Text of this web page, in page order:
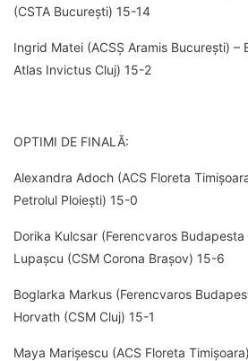
(CSTA București) 15-14
Ingrid Matei (ACSȘ Aramis București) –
Atlas Invictus Cluj) 15-2
OPTIMI DE FINALĂ:
Alexandra Adoch (ACS Floreta
Petrolul Ploiești) 15-0
Dorika Kulcsar (Ferencvaros Budapesta
Lupașcu (CSM Corona Brașov) 15-6
Boglarka Markus (Ferencvaros
Horvath (CSM Cluj) 15-1
Maya Marișescu (ACS Floreta